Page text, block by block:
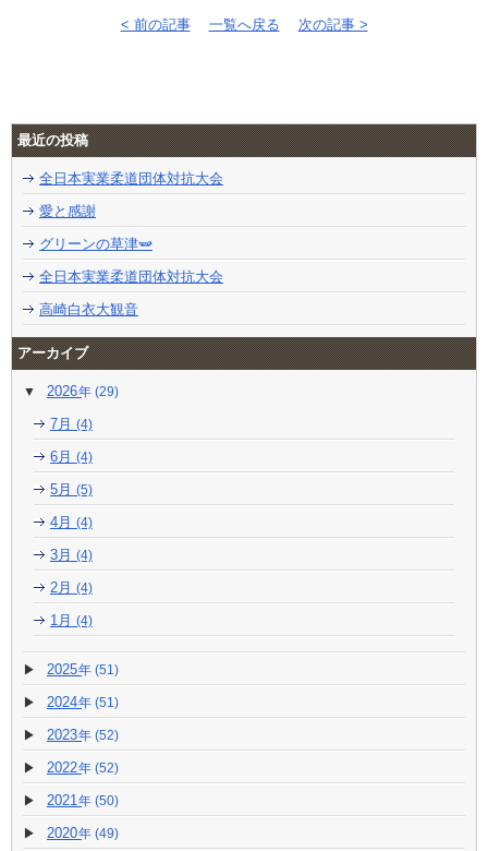
< 前の記事 一覧へ戻る 次の記事 >
最近の投稿
全日本実業柔道団体対抗大会
愛と感謝
グリーンの草津🫛
全日本実業柔道団体対抗大会
高崎白衣大観音
アーカイブ
2026 (29)
7月 (4)
6月 (4)
5月 (5)
4月 (4)
3月 (4)
2月 (4)
1月 (4)
2025 (51)
2024 (51)
2023 (52)
2022 (52)
2021 (50)
2020 (49)